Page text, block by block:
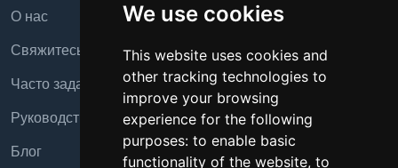
We use cookies
This website uses cookies and
other tracking technologies to
improve your browsing
experience for the following
purposes: to enable basic
functionality of the website, to
О нас
Свяжитесь с нами
Часто задаваемые вопросы
Руководство
Блог